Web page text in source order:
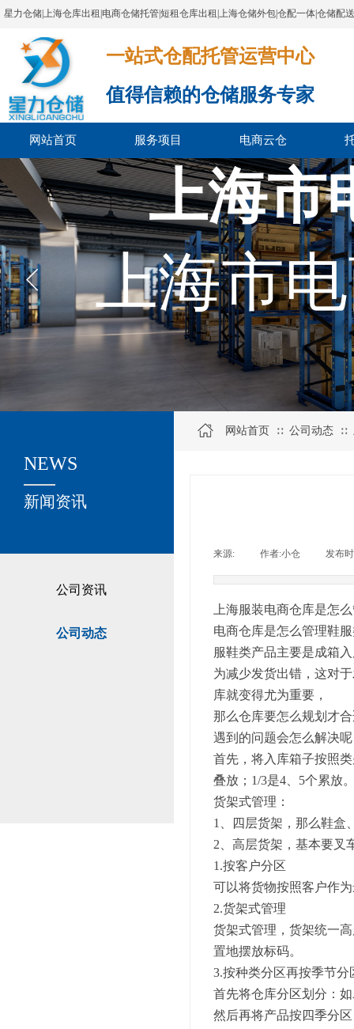
星力仓储|上海仓库出租|电商仓储托管|短租仓库出租|上海仓储外包|仓配一体|仓储配
一站式仓配托管运营中心​​​​​​​​​​​​​​​​​
值得信赖的仓储服务专家
网站首页 服务项目 电商云仓
上海市
上海市
公司资讯
公司动态
关于我们
新闻资讯
NEWS
网站首页 ∷ 公司动态 ∷
来源: 作者:小仓 发布
上海服装电商仓库是怎
电商仓库是怎么管理鞋
服鞋类产品主要是成箱
为减少发货出错，这对
库就变得尤为重要，
那么仓库要怎么规划才
遇到的问题会怎么解决
首先，将入库箱子按照
叠放；1/3是4、5个累放
货架式管理：
1、四层货架，那么鞋盒
2、高层货架，基本要叉
1.按客户分区
可以将货物按照客户作
2.货架式管理
货架式管理，货架统一
置地摆放标码。
3.按种类分区再按季节分
首先将仓库分区划分：
然后再将产品按四季分